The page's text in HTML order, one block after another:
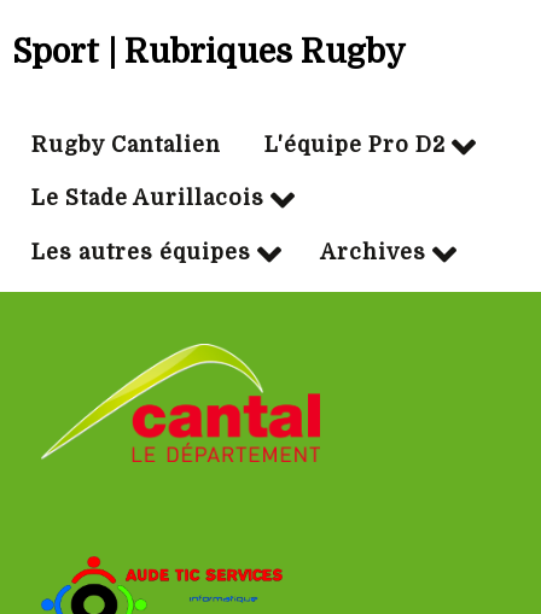
Sport | Rubriques Rugby
Rugby Cantalien L'équipe Pro D2
Le Stade Aurillacois
Les autres équipes Archives